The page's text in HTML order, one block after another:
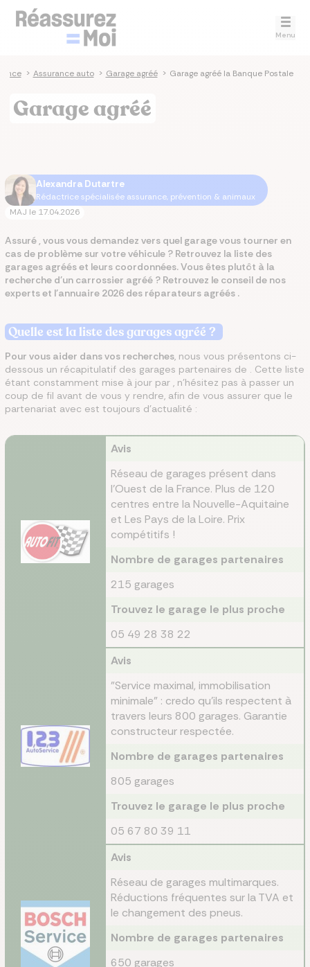
Menu
> Assurance auto > Garage agréé > Garage agréé la Banque Postale
Garage agréé
Alexandra Dutartre
Rédactrice spécialisée assurance, prévention & animaux
MAJ le 17.04.2026
Assuré , vous vous demandez vers quel garage vous tourner en
cas de problème sur votre véhicule ? Retrouvez la liste des
garages agréés et leurs coordonnées. Vous êtes plutôt à la
recherche d'un carrossier agréé ? Retrouvez le conseil de nos
experts et l'annuaire 2026 des réparateurs agréés .
Quelle est la liste des garages agréé ?
Pour vous aider dans vos recherches, nous vous présentons ci-
dessous un récapitulatif des garages partenaires de . Cette liste
étant constamment mise à jour par , n'hésitez pas à passer un
coup de fil avant de vous y rendre, afin de vous assurer que le
partenariat avec est toujours d'actualité :
Avis
Réseau de garages présent dans
l'Ouest de la France. Plus de 120
centres entre la Nouvelle-Aquitaine
et Les Pays de la Loire. Prix
compétitifs !
Nombre de garages partenaires
215 garages
Trouvez le garage le plus proche
05 49 28 38 22
Avis
"Service maximal, immobilisation
minimale" : credo qu'ils respectent à
travers leurs 800 garages. Garantie
constructeur respectée.
Nombre de garages partenaires
805 garages
Trouvez le garage le plus proche
05 67 80 39 11
Avis
Réseau de garages multimarques.
Réductions fréquentes sur la TVA et
le changement des pneus.
Nombre de garages partenaires
650 garages